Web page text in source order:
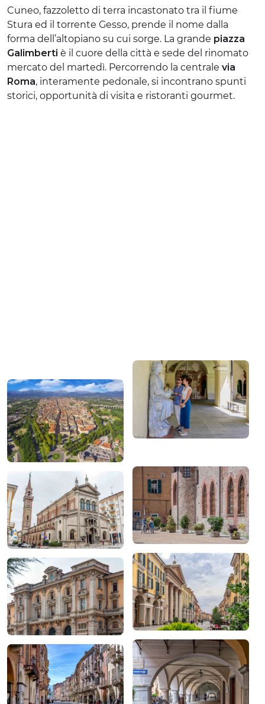
ESPERIENZE
EVENTI
OFFERTE
ACCOGLIENZA
Cuneo, fazzoletto di terra incastonato tra il fiume
Stura ed il torrente Gesso, prende il nome dalla
forma dell’altopiano su cui sorge. La grande piazza
Galimberti è il cuore della città e sede del rinomato
mercato del martedì. Percorrendo la centrale via
Roma, interamente pedonale, si incontrano spunti
storici, opportunità di visita e ristoranti gourmet.